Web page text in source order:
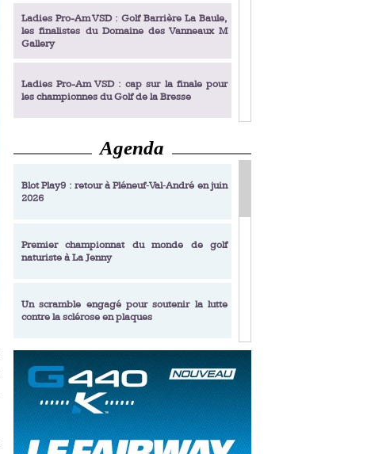
Ladies Pro-Am VSD : Golf Barrière La Baule,
les finalistes du Domaine des Vanneaux M
Gallery
Ladies Pro-Am VSD : cap sur la finale pour
les championnes du Golf de la Bresse
Ladies Pro-Am VSD : Golf du Prieuré, elles
décrochent leur billet pour la finale
Enfin un livre de golf pensé pour les femmes
Ladies Pro-Am VSD : les premières
Académie Golf Barrière Julien Xanthopoulos,
Amundi Evian Championship, de nouvelles
expériences immersives
Tiger Woods se retire du Genesis Invitational
Agenda
Blot Play9 : retour à Pléneuf‑Val‑André en juin
2026
Premier championnat du monde de golf
naturiste à La Jenny
Un scramble engagé pour soutenir la lutte
contre la sclérose en plaques
Resonance Golf Collection : Lacoste Golf
Series & Trophée Écologie, deux circuits
amateurs en 10 étapes
Royal Air Maroc Golf & Padel Cup : le nouvel
event sport et networking